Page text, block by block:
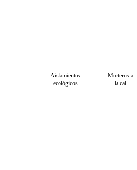
Aislamientos
ecológicos
Morteros a
la cal